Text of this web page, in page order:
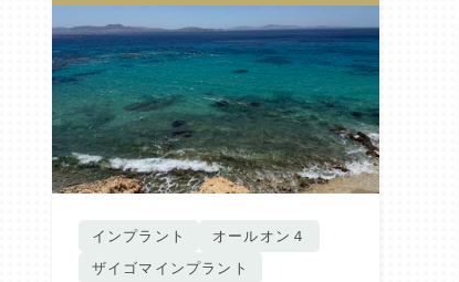
インプラント
オールオン４
ザイゴマインプラント